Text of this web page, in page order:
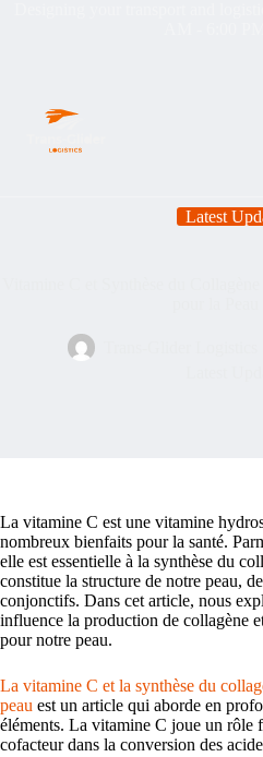
Latest
La vitamine C est une vitamine
nombreux bienfaits pour la santé.
elle est essentielle à la synthèse du
constitue la structure de notre peau,
conjonctifs. Dans cet article, nous
influence la production de collagène
pour notre peau.
La vitamine C et la synthèse du
peau est un article qui aborde en
éléments. La vitamine C joue un rôle
cofacteur dans la conversion des